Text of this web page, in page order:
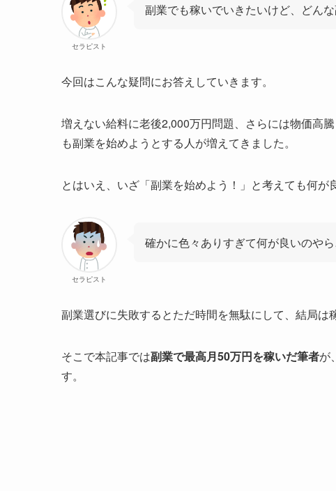
セラピスト
副業でも稼いでいきたいけど、どん
今回はこんな疑問にお答えしていきます。
増えない給料に老後2,000万円問題、さらには物価高
も副業を始めようとする人が増えてきました。
とはいえ、いざ「副業を始めよう！」と考えても何が
セラピスト
確かに色々ありすぎて何が良いのや
副業選びに失敗するとただ時間を無駄にして、結局は
そこで本記事では副業で最高月50万円を稼いだ筆者が
す。